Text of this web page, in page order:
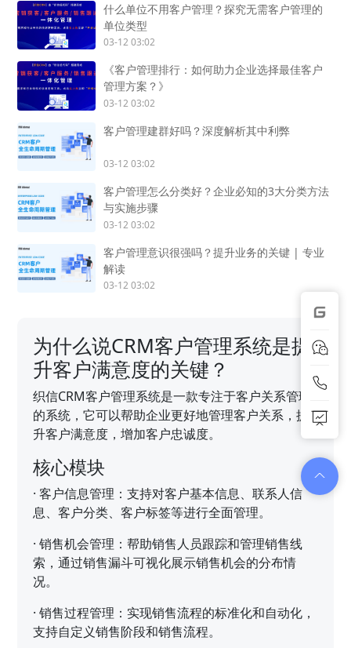
什么单位不用客户管理？探究无需客户管理的
单位类型
03-12 03:02
《客户管理排行：如何助力企业选择最佳客户
管理方案？》
03-12 03:02
客户管理建群好吗？深度解析其中利弊
03-12 03:02
客户管理怎么分类好？企业必知的3大分类方法
与实施步骤
03-12 03:02
客户管理意识很强吗？提升业务的关键 | 专业
解读
03-12 03:02
为什么说CRM客户管理系统是提
升客户满意度的关键？
织信CRM客户管理系统是一款专注于客户关系管理
的系统，它可以帮助企业更好地管理客户关系，提
升客户满意度，增加客户忠诚度。
核心模块
·客户信息管理：支持对客户基本信息、联系人信
息、客户分类、客户标签等进行全面管理。
·销售机会管理：帮助销售人员跟踪和管理销售线
索，通过销售漏斗可视化展示销售机会的分布情
况。
·销售过程管理：实现销售流程的标准化和自动化，
支持自定义销售阶段和销售流程。